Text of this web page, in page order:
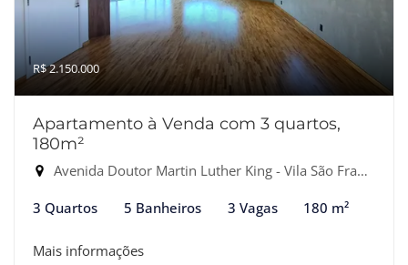
R$ 2.150.000
Apartamento à Venda com 3 quartos,
180m²
Avenida Doutor Martin Luther King - Vila São Francisco, Osasco-SP
3 Quartos 5 Banheiros 3 Vagas 180 m²
Mais informações